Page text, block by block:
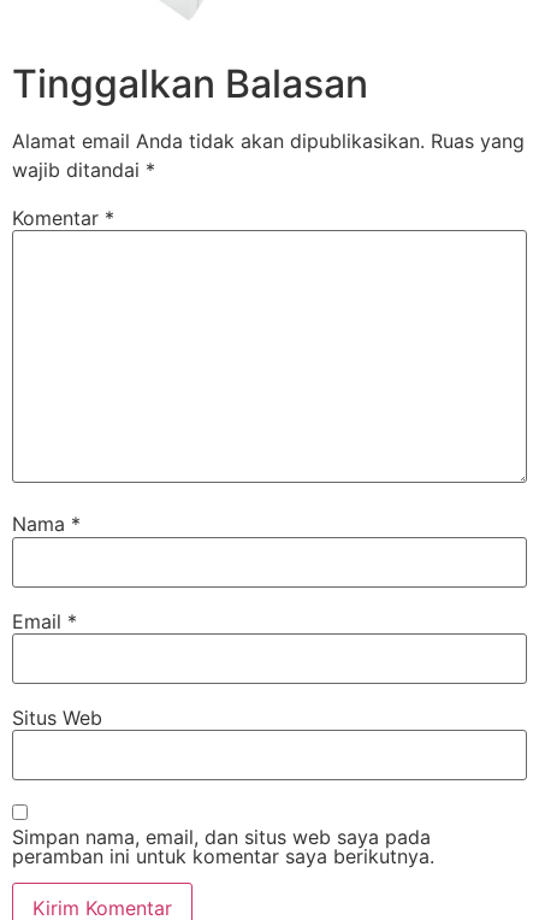
Tinggalkan Balasan
Alamat email Anda tidak akan dipublikasikan. Ruas yang
wajib ditandai *
Komentar *
Nama *
Email *
Situs Web
Simpan nama, email, dan situs web saya pada
peramban ini untuk komentar saya berikutnya.